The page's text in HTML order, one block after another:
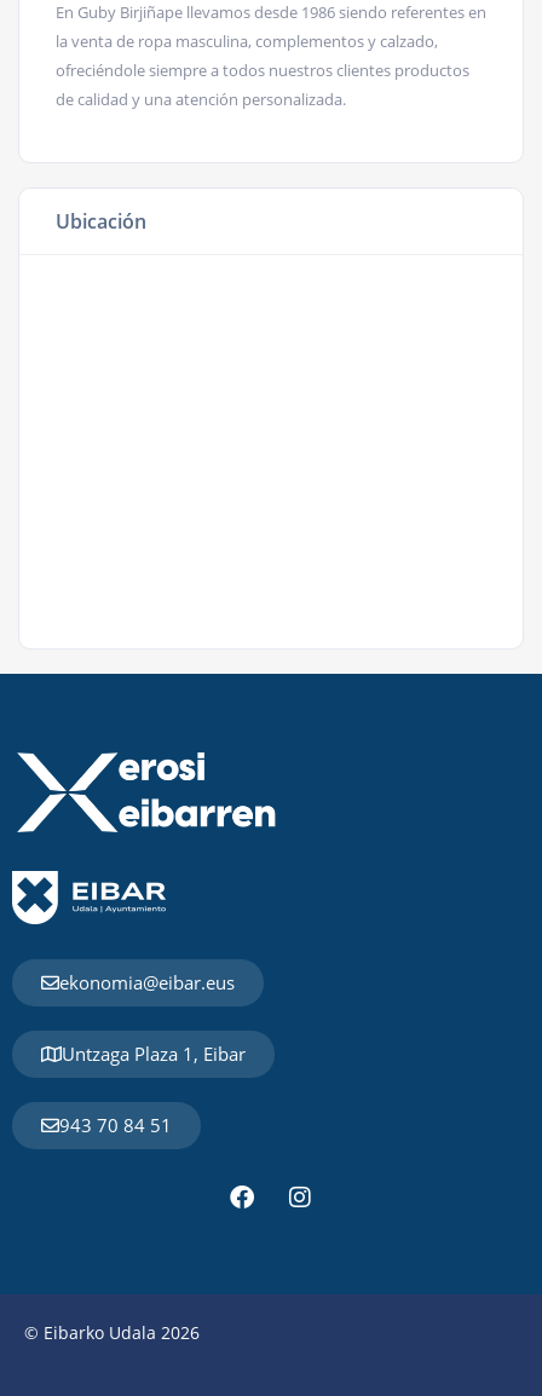
En Guby Birjiñape llevamos desde 1986 siendo referentes en
la venta de ropa masculina, complementos y calzado,
ofreciéndole siempre a todos nuestros clientes productos
de calidad y una atención personalizada.
Ubicación
ekonomia@eibar.eus
Untzaga Plaza 1, Eibar
943 70 84 51
© Eibarko Udala 2026